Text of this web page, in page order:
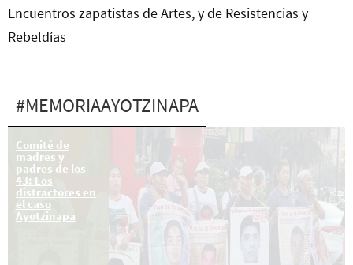
Encuentros zapatistas de Artes, y de Resistencias y
Rebeldías
#MEMORIAAYOTZINAPA
Nos faltan 43!!
Comité de
madres y
padres de los
43: Los
distractores en
el caso
Ayotzinapa